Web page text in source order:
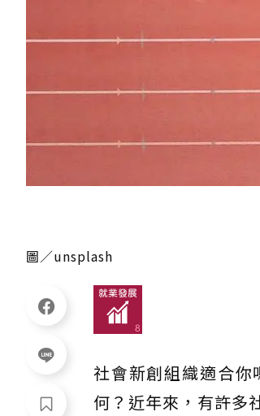
圖／unsplash
社會新創組織適合
何？近年來，有許多